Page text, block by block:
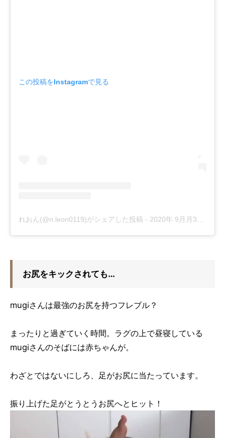
この投稿をInstagramで見る
れおん(@n.leon0119)がシェアした投稿 - 2020年 9月月30日午前4時21分PDT
お尻をキックされても…
mugiさんは最強のお尻を持つフレブル？
まったりと過ぎていく時間。ラグの上で昼寝している
mugiさんのそばには赤ちゃんが。
わざとではないにしろ、足がお尻に当たっています。
振り上げた足がとうとうお尻へとヒット！